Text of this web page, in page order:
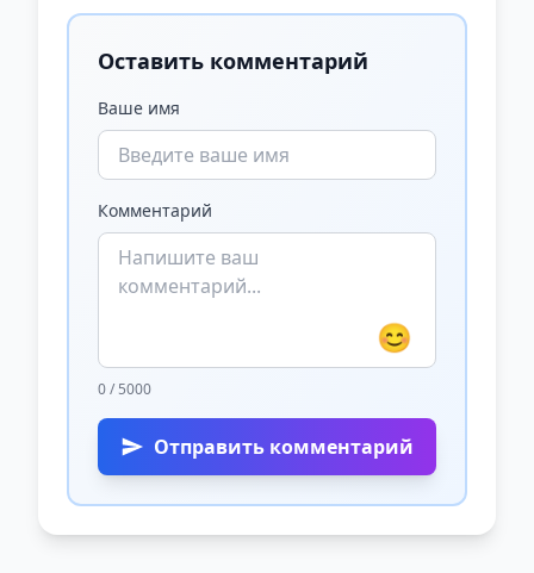
Оставить комментарий
Ваше имя
Комментарий
😊
0 / 5000
Отправить комментарий